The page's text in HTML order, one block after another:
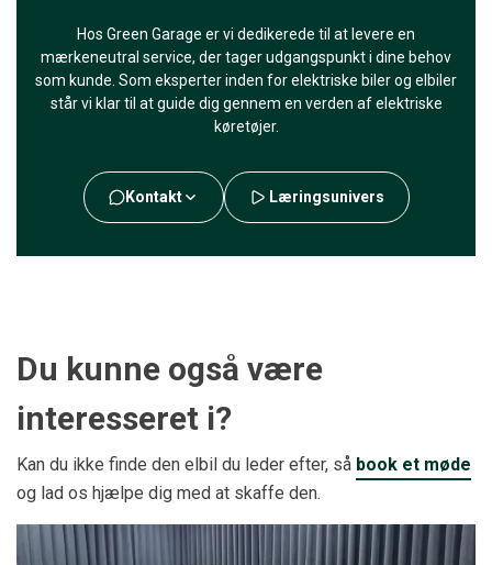
Hos Green Garage er vi dedikerede til at levere en
mærkeneutral service, der tager udgangspunkt i dine behov
som kunde. Som eksperter inden for elektriske biler og elbiler
står vi klar til at guide dig gennem en verden af elektriske
køretøjer.
Kontakt Læringsunivers
Du kunne også være
interesseret i?
Kan du ikke finde den elbil du leder efter, så book et møde
og lad os hjælpe dig med at skaffe den.